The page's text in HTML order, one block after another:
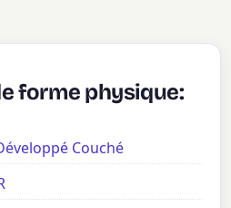
forme physique:
Couché